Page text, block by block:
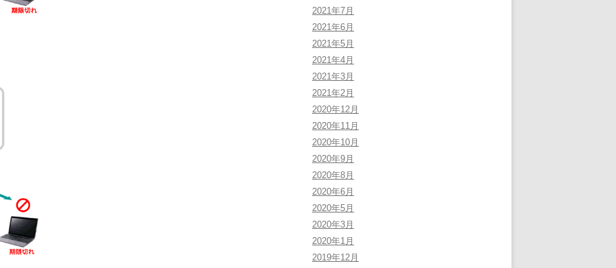
2021年7月
2021年6月
2021年5月
2021年4月
2021年3月
2021年2月
2020年12月
2020年11月
2020年10月
2020年9月
2020年8月
2020年6月
2020年5月
2020年3月
2020年1月
2019年12月